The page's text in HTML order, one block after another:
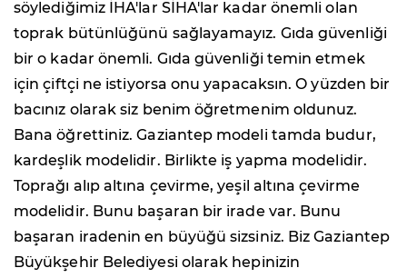
söylediğimiz İHA'lar SİHA'lar kadar önemli olan
toprak bütünlüğünü sağlayamayız. Gıda güvenliği
bir o kadar önemli. Gıda güvenliği temin etmek
için çiftçi ne istiyorsa onu yapacaksın. O yüzden bir
bacınız olarak siz benim öğretmenim oldunuz.
Bana öğrettiniz. Gaziantep modeli tamda budur,
kardeşlik modelidir. Birlikte iş yapma modelidir.
Toprağı alıp altına çevirme, yeşil altına çevirme
modelidir. Bunu başaran bir irade var. Bunu
başaran iradenin en büyüğü sizsiniz. Biz Gaziantep
Büyükşehir Belediyesi olarak hepinizin